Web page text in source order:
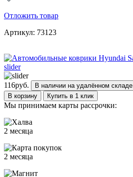
Отложить товар
Артикул: 73123
116руб.
В наличии на удалённом складе
В корзину
Купить в 1 клик
Мы принимаем карты рассрочки:
2 месяца
2 месяца